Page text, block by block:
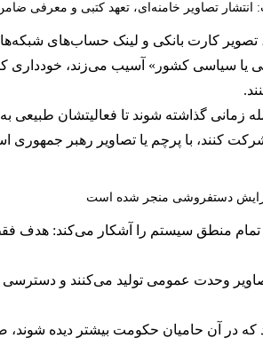
تصاویر خامنه‌ای، تعهد کتبی و معرفی
کارت بانکی و لینک حساب‌های
زمانی گذاشته شوند تا فعالیتشان طبیعی
کنند، با پرچم یا تصاویر رهبر جمهوری
افزایش دستفروشی منجر شده است
منطق سیستم را آشکار می‌کند: هدف
وحدت عمومی تولید می‌کنند و دسترسی
آن حامیان حکومت بیشتر دیده شوند،